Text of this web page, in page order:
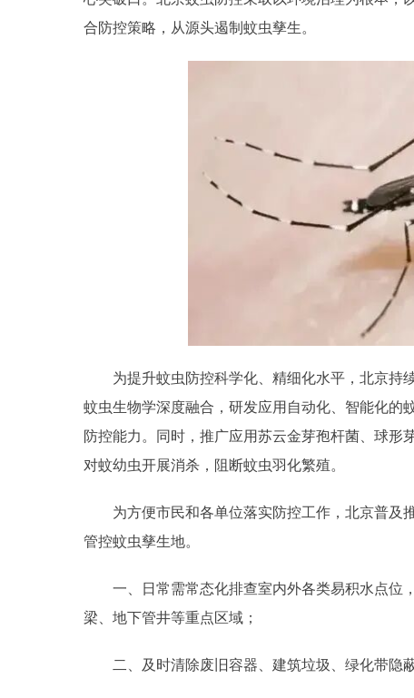
合防控策略，从源头遏制蚊虫孳生。
为提升蚊虫防控科学化、精细化水平，北京持
蚊虫生物学深度融合，研发应用自动化、智能化的
防控能力。同时，推广应用苏云金芽孢杆菌、球
对蚊幼虫开展消杀，阻断蚊虫羽化繁殖。
为方便市民和各单位落实防控工作，北京普及
管控蚊虫孳生地。
一、日常需常态化排查室内外各类易积水点位
梁、地下管井等重点区域；
二、及时清除废旧容器、建筑垃圾、绿化带隐